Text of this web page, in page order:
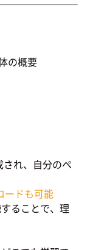
の概要
れ、自分のペ
ードも可能
ることで、理